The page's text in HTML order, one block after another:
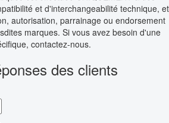
et d'interchangeabilité technique, et
autorisation, parrainage ou endorsement
marques. Si vous avez besoin d'une
contactez-nous.
des clients